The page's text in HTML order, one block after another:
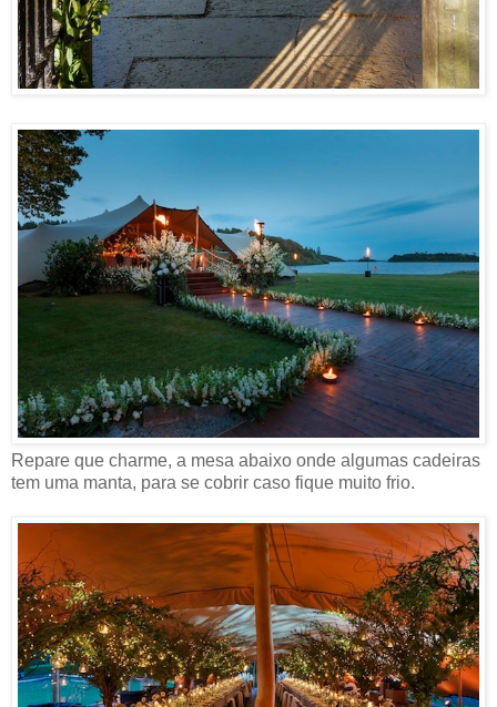
Repare que charme, a mesa abaixo onde algumas cadeiras
tem uma manta, para se cobrir caso fique muito frio.